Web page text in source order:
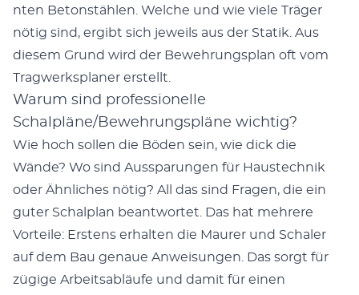
nten Beton­stählen. Welche und wie viele Träger
nötig sind, ergibt sich jew­eils aus der Sta­tik. Aus
diesem Grund wird der Bewehrungs­plan oft vom
Trag­w­erk­s­plan­er erstellt.
Warum sind professionelle
Schalpläne/Bewehrungspläne wichtig?
Wie hoch sollen die Böden sein, wie dick die
Wände? Wo sind Auss­parun­gen für Haustech­nik
oder Ähn­lich­es nötig? All das sind Fra­gen, die ein
guter Schalplan beant­wortet. Das hat mehrere
Vorteile: Erstens erhal­ten die Mau­r­er und Schaler
auf dem Bau genaue Anweisun­gen. Das sorgt für
zügige Arbeitsabläufe und damit für einen